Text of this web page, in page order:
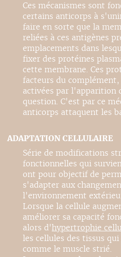
Ces mécanismes sont
certains anticorps à
faire en sorte que la
reliées à ces antigènes
emplacements dans
fixer des protéines
cette membrane. Ces
facteurs du
activées par l'apparition
question. C'est par ce
anticorps attaquent les
ADAPTATION CELLULAIRE
Série de modifications
fonctionnelles qui
ont pour objectif de
s'adapter aux
l'environnement
Lorsque la cellule
améliorer sa capacité
alors d'hypertrophie
les cellules des tissus
comme le muscle strié.